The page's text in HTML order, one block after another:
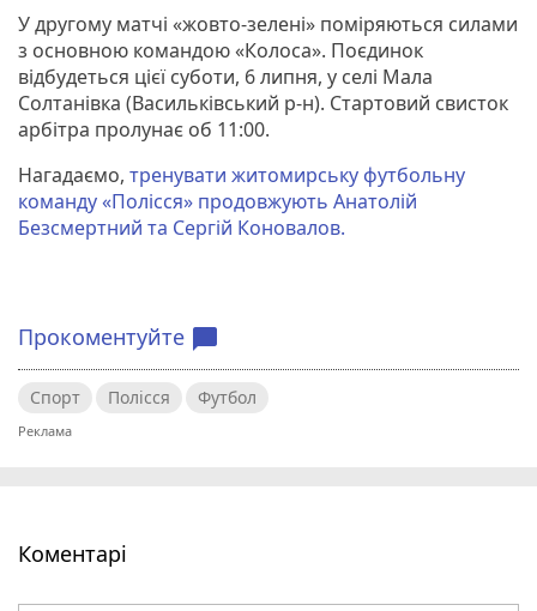
У другому матчі «жовто-зелені» поміряються силами
з основною командою «Колоса». Поєдинок
відбудеться цієї суботи, 6 липня, у селі Мала
Солтанівка (Васильківський р-н). Стартовий свисток
арбітра пролунає об 11:00.
Нагадаємо, тренувати житомирську футбольну
команду «Полісся» продовжують Анатолій
Безсмертний та Сергій Коновалов.
Прокоментуйте chat_bubble
Спорт Полісся Футбол
Коментарі